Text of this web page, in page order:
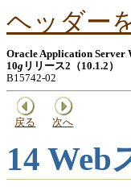
ヘッダー
Oracle Application Server
10g リリース2（10.1.2）
B15742-02
戻る 次へ
14 Web